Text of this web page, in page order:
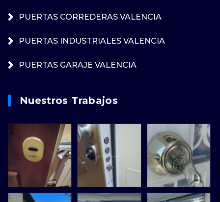
PUERTAS CORREDERAS VALENCIA
PUERTAS INDUSTRIALES VALENCIA
PUERTAS GARAJE VALENCIA
Nuestros Trabajos